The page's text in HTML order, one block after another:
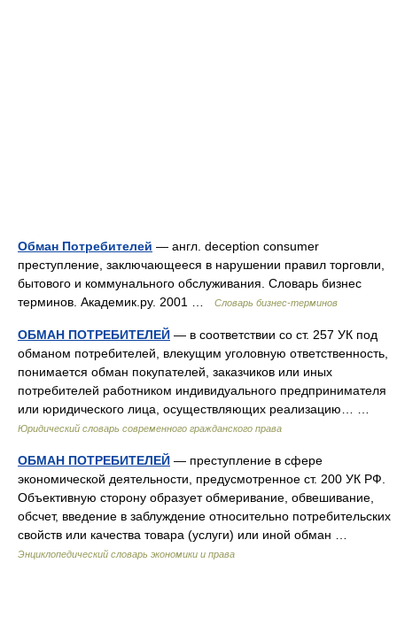
Обман Потребителей — англ. deception consumer
преступление, заключающееся в нарушении правил торговли,
бытового и коммунального обслуживания. Словарь бизнес
терминов. Академик.ру. 2001 …
Словарь бизнес-терминов
ОБМАН ПОТРЕБИТЕЛЕЙ — в соответствии со ст. 257 УК под
обманом потребителей, влекущим уголовную ответственность,
понимается обман покупателей, заказчиков или иных
потребителей работником индивидуального предпринимателя
или юридического лица, осуществляющих реализацию… …
Юридический словарь современного гражданского права
ОБМАН ПОТРЕБИТЕЛЕЙ — преступление в сфере
экономической деятельности, предусмотренное ст. 200 УК РФ.
Объективную сторону образует обмеривание, обвешивание,
обсчет, введение в заблуждение относительно потребительских
свойств или качества товара (услуги) или иной обман …
Энциклопедический словарь экономики и права